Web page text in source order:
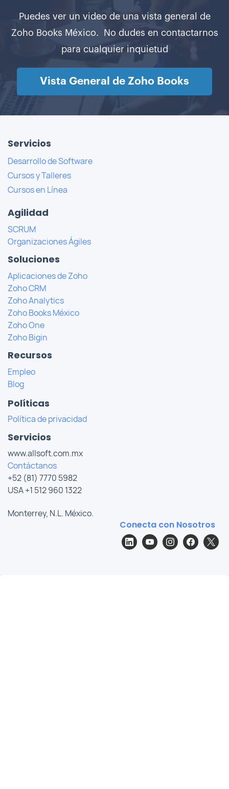
Puedes ver un video de una vista general de
Zoho Books México. No dudes en contactarnos
para cualquier inquietud
Vista General de Zoho Books
Servicios
Desarrollo de Software
Cursos y Talleres
Cursos en Línea
Agilidad
SCRUM
Organizaciones Ágiles
Soluciones
Aplicaciones de Zoho
Zoho CRM
Zoho Analytics
Zoho Books México
Zoho One
Zoho Bigin
Recursos
Empleo
Blog
Políticas
Política de privacidad
Servicios
www.allsoft.com.mx
Contáctanos
+52 (81) 7770 5982
USA +1 512 960 1322
Monterrey, N.L. México.
Conecta con Nosotros